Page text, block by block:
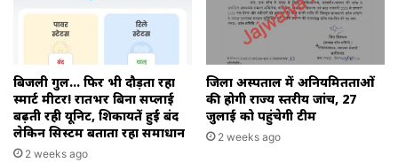
बिजली गुल… फिर भी दौड़ता रहा
स्मार्ट मीटर! रातभर बिना सप्लाई
बढ़ती रही यूनिट, शिकायतें हुईं बंद
लेकिन सिस्टम बताता रहा समाधान
2 weeks ago
जिला अस्पताल में अनियमितताओं
की होगी राज्य स्तरीय जांच, 27
जुलाई को पहुंचेगी टीम
2 weeks ago